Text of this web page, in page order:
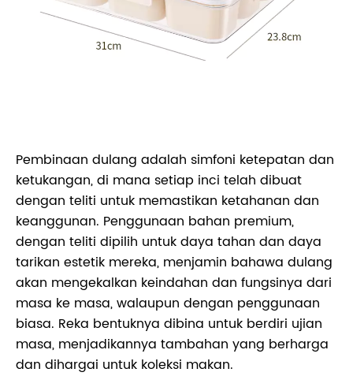
Pembinaan dulang adalah simfoni ketepatan dan
ketukangan, di mana setiap inci telah dibuat
dengan teliti untuk memastikan ketahanan dan
keanggunan. Penggunaan bahan premium,
dengan teliti dipilih untuk daya tahan dan daya
tarikan estetik mereka, menjamin bahawa dulang
akan mengekalkan keindahan dan fungsinya dari
masa ke masa, walaupun dengan penggunaan
biasa. Reka bentuknya dibina untuk berdiri ujian
masa, menjadikannya tambahan yang berharga
dan dihargai untuk koleksi makan.